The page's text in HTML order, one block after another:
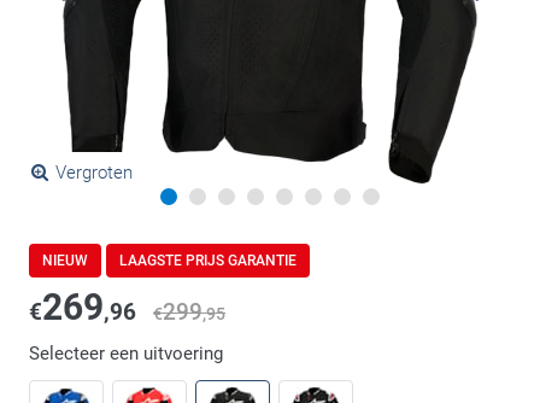
Vergroten
NIEUW LAAGSTE PRIJS GARANTIE
€269,96 €299,95
Selecteer een uitvoering